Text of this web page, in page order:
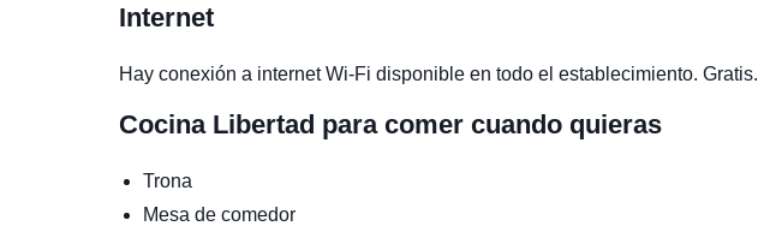
Internet
Hay conexión a internet Wi-Fi disponible en todo el establecimiento. Gratis.
Cocina Libertad para comer cuando quieras
Trona
Mesa de comedor